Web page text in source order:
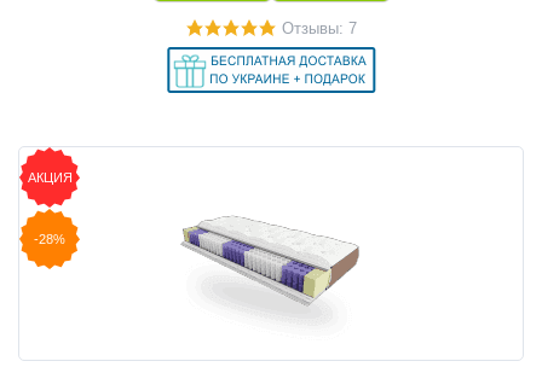
Отзывы: 7
АКЦИЯ
-28%